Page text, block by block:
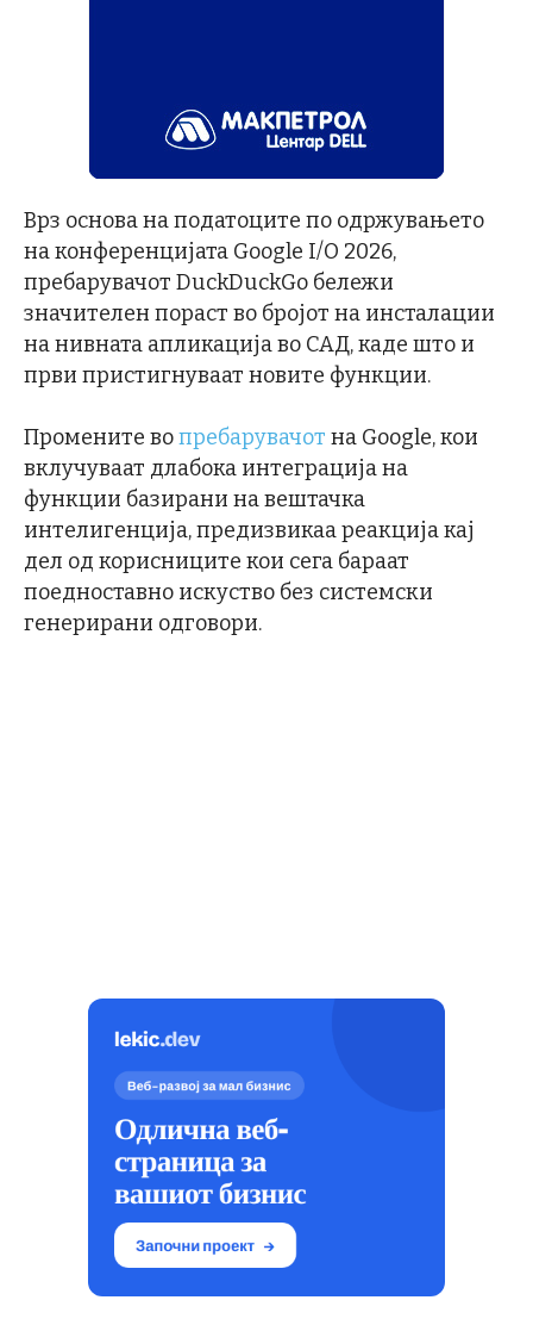
Врз основа на податоците по одржувањето
на конференцијата Google I/O 2026,
пребарувачот DuckDuckGo бележи
значителен пораст во бројот на инсталации
на нивната апликација во САД, каде што и
први пристигнуваат новите функции.
Промените вопребарувачот на Google, кои
вклучуваат длабока интеграција на
функции базирани на вештачка
интелигенција, предизвикаа реакција кај
дел од корисниците кои сега бараат
поедноставно искуство без системски
генерирани одговори.